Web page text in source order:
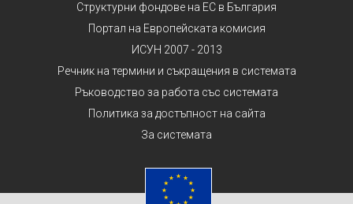
Структурни фондове на ЕС в България
Портал на Европейската комисия
ИСУН 2007 - 2013
Речник на термини и съкращения в системата
Ръководство за работа със системата
Политика за достъпност на сайта
За системата